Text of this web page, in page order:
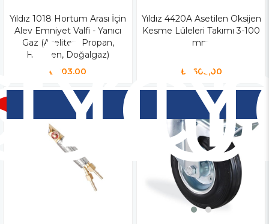
Yıldız 1018 Hortum Arası İçin
Alev Emniyet Valfi - Yanıcı
Gaz (Aseliten, Propan,
Hidrojen, Doğalgaz)
₺803,00
Yıldız 4420A Asetilen Oksijen
Kesme Lüleleri Takımı 3-100
mm
₺1.605,00